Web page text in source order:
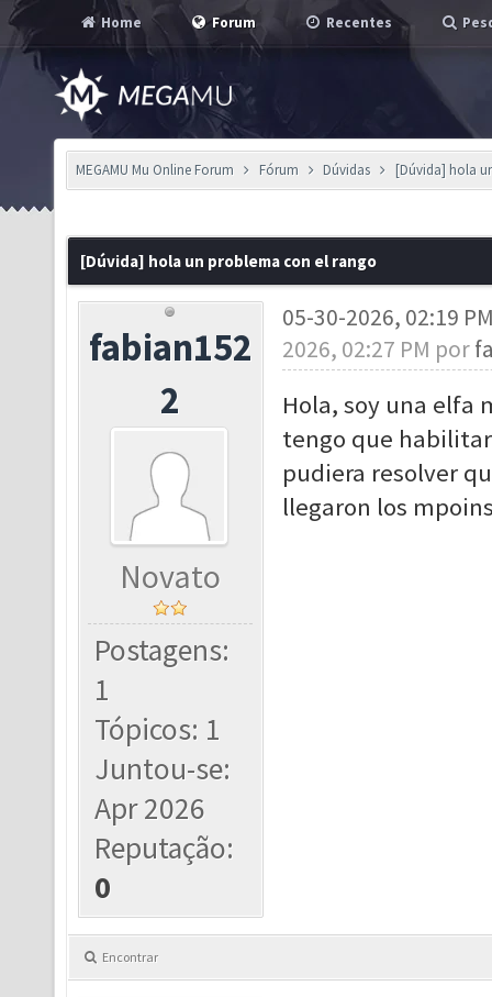
Home Forum Recentes
MEGAMU Mu Online Forum Fórum Dúvidas [Dúvida] hola
[Dúvida] hola un problema con el rango
fabian152
2
Novato
Postagens:
1
Tópicos: 1
Juntou-se:
Apr 2026
Reputação:
0
05-30-2026, 02:19
2026, 02:27 PM por
Hola, soy una elfa
tengo que
pudiera resolver
llegaron los
Encontrar